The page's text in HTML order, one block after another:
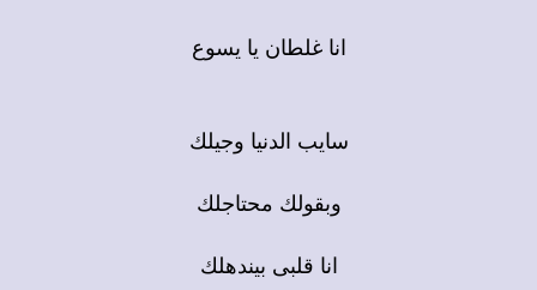
انا غلطان يا يسوع
سايب الدنيا وجيلك
وبقولك محتاجلك
انا قلبى بيندهلك